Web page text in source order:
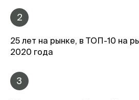
2
25 лет на рынке, в ТОП-10 на
2020 года
3